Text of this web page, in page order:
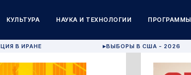
КУЛЬТУРА НАУКА И ТЕХНОЛОГИИ ПРОГРАММЫ
В ИРАНЕ ▶ВЫБОРЫ В США - 2026